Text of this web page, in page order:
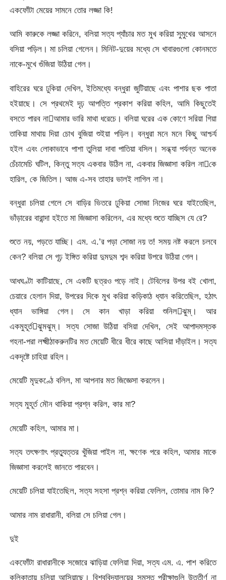
একফোঁটা মেয়ের সামনে তোর লজ্জা কি!
আমি কারুকে লজ্জা করিনে, বলিয়া সত্য প্যাঁচার মত মুখ করিয়া সুমুখের আসনে
বসিয়া পড়িল। মা চলিয়া গেলেন। মিনিট-দুয়ের মধ্যে সে খাবারগুলো কোনমতে
নাকে-মুখে গুঁজিয়া উঠিয়া গেল।
বাহিরের ঘরে ঢুকিয়া দেখিল, ইতিমধ্যে বন্ধুরা জুটিয়াছে এবং পাশার ছক পাতা
হইয়াছে। সে প্রথমেই দৃঢ় আপত্তি প্রকাশ করিয়া কহিল, আমি কিছুতেই
বসতে পারব নাআমার ভারি মাথা ধরেচে। বলিয়া ঘরের এক কোণে সরিয়া গিয়া
তাকিয়া মাথায় দিয়া চোখ বুজিয়া শুইয়া পড়িল। বন্ধুরা মনে মনে কিছু আশ্চর্য
হইল এবং লোকাভাবে পাশা তুলিয়া দাবা পাতিয়া বসিল। সন্ধ্যা পর্যন্ত অনেক
চেঁচামেচি ঘটিল, কিন্তু সত্য একবার উঠিল না, একবার জিজ্ঞাসা করিল নাকে
হারিল, কে জিতিল। আজ এ-সব তাহার ভালই লাগিল না।
বন্ধুরা চলিয়া গেলে সে বাড়ির ভিতরে ঢুকিয়া সোজা নিজের ঘরে যাইতেছিল,
ভাঁড়ারের বারান্দা হইতে মা জিজ্ঞাসা করিলেন, এর মধ্যে শুতে যাচ্ছিস যে রে?
শুতে নয়, পড়তে যাচ্ছি। এম. এ.’র পড়া সোজা নয় ত! সময় নষ্ট করলে চলবে
কেন? বলিয়া সে গূঢ় ইঙ্গিত করিয়া দুমদুম শব্দ করিয়া উপরে উঠিয়া গেল।
আধঘণ্টা কাটিয়াছে, সে একটি ছত্রও পড়ে নাই। টেবিলের উপর বই খোলা,
চেয়ারে হেলান দিয়া, উপরের দিকে মুখ করিয়া কড়িকাঠ ধ্যান করিতেছিল, হঠাৎ
ধ্যান ভাঙ্গিয়া গেল। সে কান খাড়া করিয়া শুনিলঝুম্‌। আর
একমুহূর্তঝুমঝুম্‌। সত্য সোজা উঠিয়া বসিয়া দেখিল, সেই আপাদমস্তক
গহনা-পরা লক্ষ্মীঠাকরুনটির মত মেয়েটি ধীরে ধীরে কাছে আসিয়া দাঁড়াইল। সত্য
একদৃষ্টে চাহিয়া রহিল।
মেয়েটি মৃদুকণ্ঠে বলিল, মা আপনার মত জিজ্ঞেসা করলেন।
সত্য মুহূর্ত মৌন থাকিয়া প্রশ্ন করিল, কার মা?
মেয়েটি কহিল, আমার মা।
সত্য তৎক্ষণাৎ প্রত্যুত্তর খুঁজিয়া পাইল না, ক্ষণেক পরে কহিল, আমার মাকে
জিজ্ঞাসা করলেই জানতে পারবেন।
মেয়েটি চলিয়া যাইতেছিল, সত্য সহসা প্রশ্ন করিয়া ফেলিল, তোমার নাম কি?
আমার নাম রাধারানী, বলিয়া সে চলিয়া গেল।
দুই
একফোঁটা রাধারানীকে সজোরে ঝাড়িয়া ফেলিয়া দিয়া, সত্য এম. এ. পাশ করিতে
কলিকাতায় চলিয়া আসিয়াছে। বিশ্ববিদ্যালয়ের সমস্ত পরীক্ষাগুলি উত্তীর্ণ না